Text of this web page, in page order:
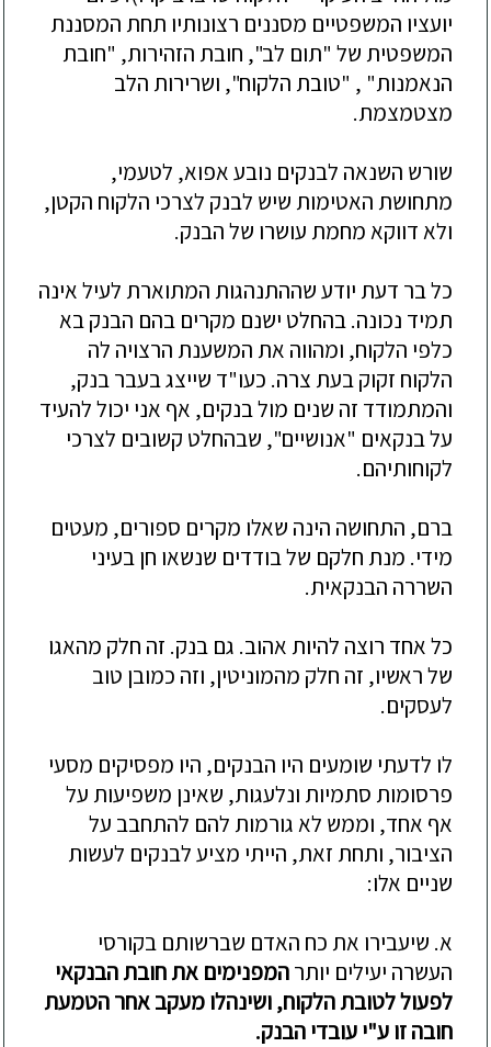
יועציו המשפטיים מסננים רצונותיו תחת המסננת
המשפטית של "תום לב", חובת הזהירות, "חובת
הנאמנות" , "טובת הלקוח", ושרירות הלב
מצטמצמת.
שורש השנאה לבנקים נובע אפוא, לטעמי,
מתחושת האטימות שיש לבנק לצרכי הלקוח הקטן,
ולא דווקא מחמת עושרו של הבנק.
כל בר דעת יודע שההתנהגות המתוארת לעיל אינה
תמיד נכונה. בהחלט ישנם מקרים בהם הבנק בא
כלפי הלקוח, ומהווה את המשענת הרצויה לה
הלקוח זקוק בעת צרה. כעו"ד שייצג בעבר בנק,
והמתמודד זה שנים מול בנקים, אף אני יכול להעיד
על בנקאים "אנושיים", שבהחלט קשובים לצרכי
לקוחותיהם.
ברם, התחושה הינה שאלו מקרים ספורים, מעטים
מידי. מנת חלקם של בודדים שנשאו חן בעיני
השררה הבנקאית.
כל אחד רוצה להיות אהוב. גם בנק. זה חלק מהאגו
של ראשיו, זה חלק מהמוניטין, וזה כמובן טוב
לעסקים.
לו לדעתי שומעים היו הבנקים, היו מפסיקים מסעי
פרסומות סתמיות ונלעגות, שאינן משפיעות על
אף אחד, וממש לא גורמות להם להתחבב על
הציבור, ותחת זאת, הייתי מציע לבנקים לעשות
שניים אלו:
א. שיעבירו את כח האדם שברשותם בקורסי
העשרה יעילים יותרהמפנימים את חובת הבנקאי
לפעול לטובת הלקוח, ושינהלו מעקב אחר הטמעת
חובה זו ע"י עובדי הבנק.